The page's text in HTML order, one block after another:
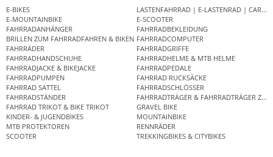
E-BIKES
LASTENFAHRRAD | E-LASTENRAD |
E-MOUNTAINBIKE
E-SCOOTER
FAHRRADANHÄNGER
FAHRRADBEKLEIDUNG
BRILLEN ZUM FAHRRADFAHREN & BIKEN FAHRRADCOMPUTER
FAHRRÄDER
FAHRRADGRIFFE
FAHRRADHANDSCHUHE
FAHRRADHELME & MTB HELME
FAHRRADJACKE & BIKEJACKE
FAHRRADPEDALE
FAHRRADPUMPEN
FAHRRAD RUCKSÄCKE
FAHRRAD SATTEL
FAHRRADSCHLÖSSER
FAHRRADSTÄNDER
FAHRRADTRÄGER & FAHRRADTRÄGER
FAHRRAD TRIKOT & BIKE TRIKOT
GRAVEL BIKE
KINDER- & JUGENDBIKES
MOUNTAINBIKE
MTB PROTEKTOREN
RENNRÄDER
SCOOTER
TREKKINGBIKES & CITYBIKES